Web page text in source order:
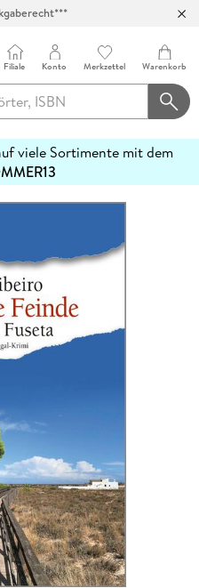
Filiale Konto Merkzettel Warenkorb
viele Sortimente mit dem